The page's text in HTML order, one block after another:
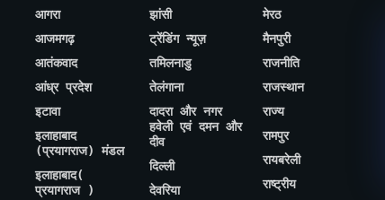
आगरा
आजमगढ़
आतंकवाद
आंध्र प्रदेश
इटावा
इलाहाबाद
(प्रयागराज) मंडल
इलाहाबाद(
प्रयागराज )
झांसी
ट्रेंडिंग न्यूज़
तमिलनाडु
तेलंगाना
दादरा और नगर
हवेली एवं दमन और
दीव
दिल्ली
देवरिया
मेरठ
मैनपुरी
राजनीति
राजस्थान
राज्य
रामपुर
रायबरेली
राष्ट्रीय